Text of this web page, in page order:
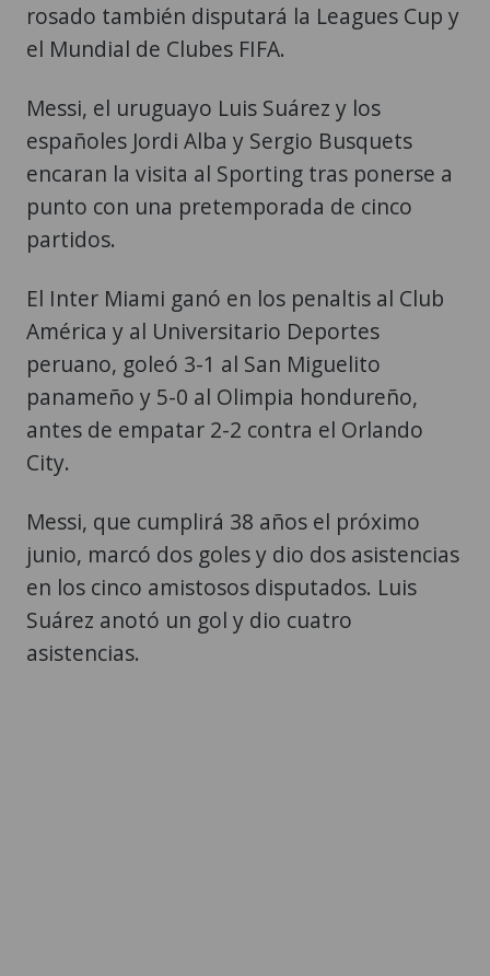
rosado también disputará la Leagues Cup y
el Mundial de Clubes FIFA.
Messi, el uruguayo Luis Suárez y los
españoles Jordi Alba y Sergio Busquets
encaran la visita al Sporting tras ponerse a
punto con una pretemporada de cinco
partidos.
El Inter Miami ganó en los penaltis al Club
América y al Universitario Deportes
peruano, goleó 3-1 al San Miguelito
panameño y 5-0 al Olimpia hondureño,
antes de empatar 2-2 contra el Orlando
City.
Messi, que cumplirá 38 años el próximo
junio, marcó dos goles y dio dos asistencias
en los cinco amistosos disputados. Luis
Suárez anotó un gol y dio cuatro
asistencias.